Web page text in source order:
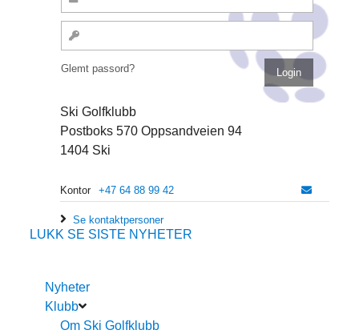
Glemt passord?
Ski Golfklubb
Postboks 570 Oppsandveien 94
1404 Ski
Kontor +47 64 88 99 42
Se kontaktpersoner
LUKK SE SISTE NYHETER
Nyheter
Klubb
Om Ski Golfklubb